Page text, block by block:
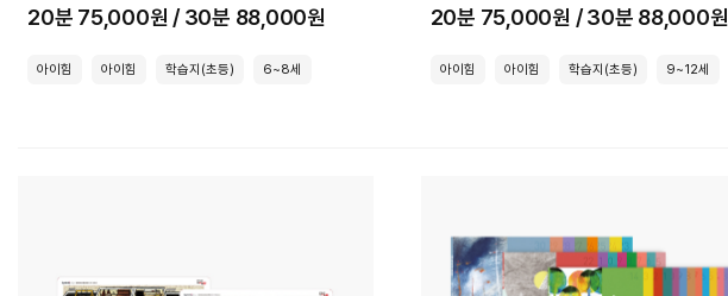
20분 75,000원 / 30분 88,000원
아이힘 아이힘 학습지(초등) 6~8세
20분 75,000원 / 30분 88,000원
아이힘 아이힘 학습지(초등) 9~12세